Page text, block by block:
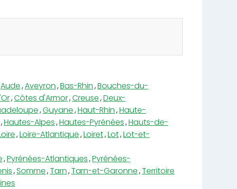
Aude,Aveyron,Bas-Rhin,Bouches-du-
,Côtes d'Armor,Creuse,Deux-
,Guyane,Haut-Rhin,Haute-
,Hautes-Alpes,Hautes-Pyrénées,Hauts-de-
,Loire-Atlantique,Loiret,Lot,Lot-et-
,Pyrénées-Atlantiques,Pyrénées-
,Somme,Tarn,Tarn-et-Garonne,Territoire